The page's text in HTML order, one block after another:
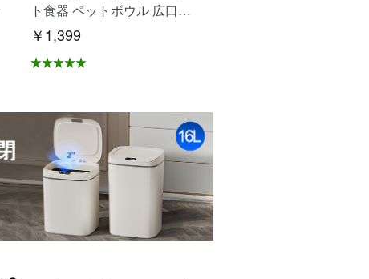
ト食器 ペットボウル 広口
仕切り付き設計 水飲み 餌入
い 分解できる 乾湿分離 こ
ペット用品 XZGH-06
￥1,399